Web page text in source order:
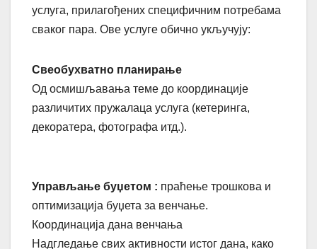
услуга, прилагођених специфичним потребама
сваког пара. Ове услуге обично укључују:
Свеобухватно планирање
Од осмишљавања теме до координације
различитих пружалаца услуга (кетеринга,
декоратера, фотографа итд.).
Управљање буџетом : праћење трошкова и
оптимизација буџета за венчање.
Координација дана венчања
Надгледање свих активности истог дана, како